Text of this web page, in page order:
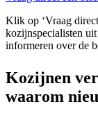
Klik op ‘Vraag
kozijnspecialisten
informeren over de
Kozijnen
waarom